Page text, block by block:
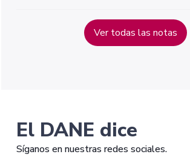
Ver todas las notas
El DANE dice
Síganos en nuestras redes sociales.